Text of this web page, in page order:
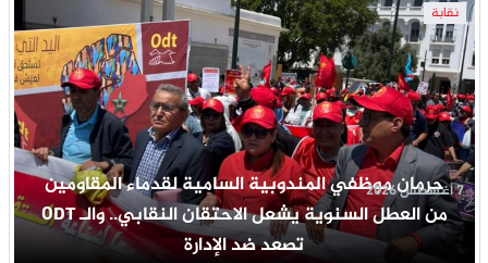
نقابة
حرمان موظفي المندوبية السامية لقدماء المقاومين
من العطل السنوية يشعل الاحتقان النقابي.. والـ ODT
تصعد ضد الإدارة
7 أغسطس 2026